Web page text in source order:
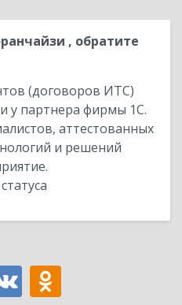
, обратите
(договоров ИТС)
у партнера фирмы 1С.
аттестованных
и решений